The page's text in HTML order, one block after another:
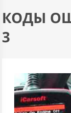
КОДЫ
3